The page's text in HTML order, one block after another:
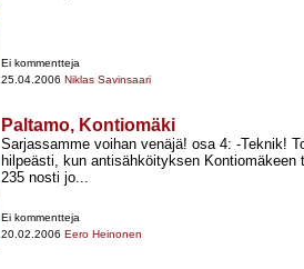
Ei kommentteja
25.04.2006 Niklas Savinsaari
Paltamo, Kontiomäki
Sarjassamme voihan venäjä! osa 4: -​Teknik!
hilpeästi, kun antisähköityksen Kontiomäkeen
235 nosti jo...
Ei kommentteja
20.02.2006 Eero Heinonen